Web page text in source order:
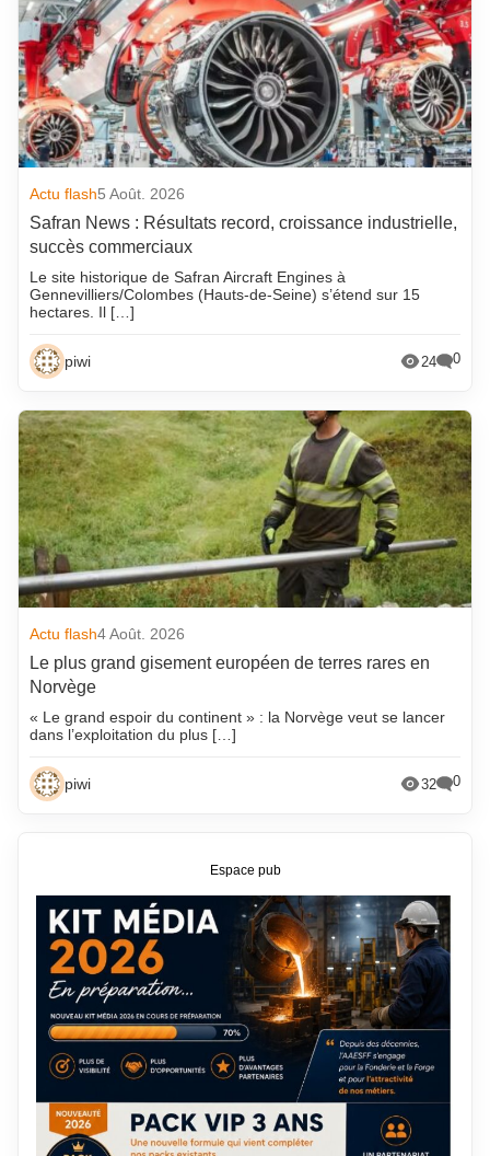
Actu flash5 Août. 2026
Safran News : Résultats record, croissance industrielle,
succès commerciaux
Le site historique de Safran Aircraft Engines à
Gennevilliers/Colombes (Hauts-de-Seine) s’étend sur 15
hectares. Il […]
piwi 24 0
Actu flash4 Août. 2026
Le plus grand gisement européen de terres rares en
Norvège
« Le grand espoir du continent » : la Norvège veut se lancer
dans l’exploitation du plus […]
piwi 32 0
Espace pub